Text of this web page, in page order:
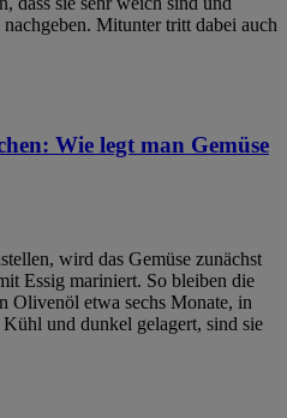
Mitunter tritt dabei auch
Wie legt man Gemüse
wird das Gemüse zunächst
Essig mariniert. So bleiben die
Olivenöl etwa sechs Monate, in
und dunkel gelagert, sind sie